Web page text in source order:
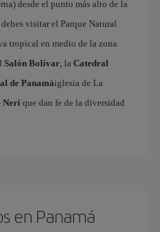
desde el punto más alto de la
visitar el Parque Natural
tropical en medio de la zona
Salón Bolívar, la Catedral
de Panamiglesia de La
Neri que dan fe de la diversidad
en Panam